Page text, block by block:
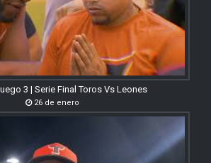
3 | Serie Final Toros Vs Leones
26 de enero